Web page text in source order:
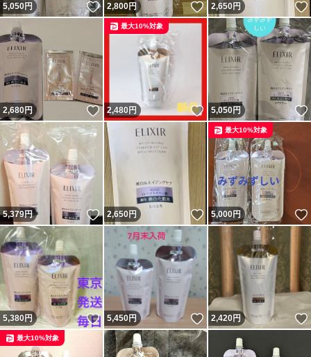
5,050円 いいね！
2,800円 いいね！
2,650円
2,680円 いいね！
2,480 円 いいね！
最大10%対象
5,050円
5,379円 いいね！
2,650円 いいね！
5,000円
最大10%対象
5,380円 いいね！
5,450円 いいね！
2,420円
最大10%対象